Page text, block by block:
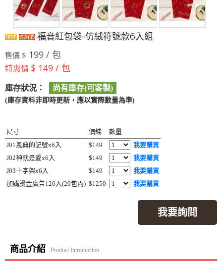
福音紅包袋-仿絨符號款6入組
售價 $ 199 / 包
特惠價 $ 149 / 包
庫存狀況： 尚有庫存(可客製)
(庫存資料非即時更新，應以實際數量為準)
尺寸 價錢
數量
J01恩典的記號x6入
$149
我要購買
J02神就是愛x6入
$149
我要購買
J03十字架x6入
$149
我要購買
加購燙金廣告120入(20包內) $1250 我要購買
我要詢問
商品介紹 Product Introduction